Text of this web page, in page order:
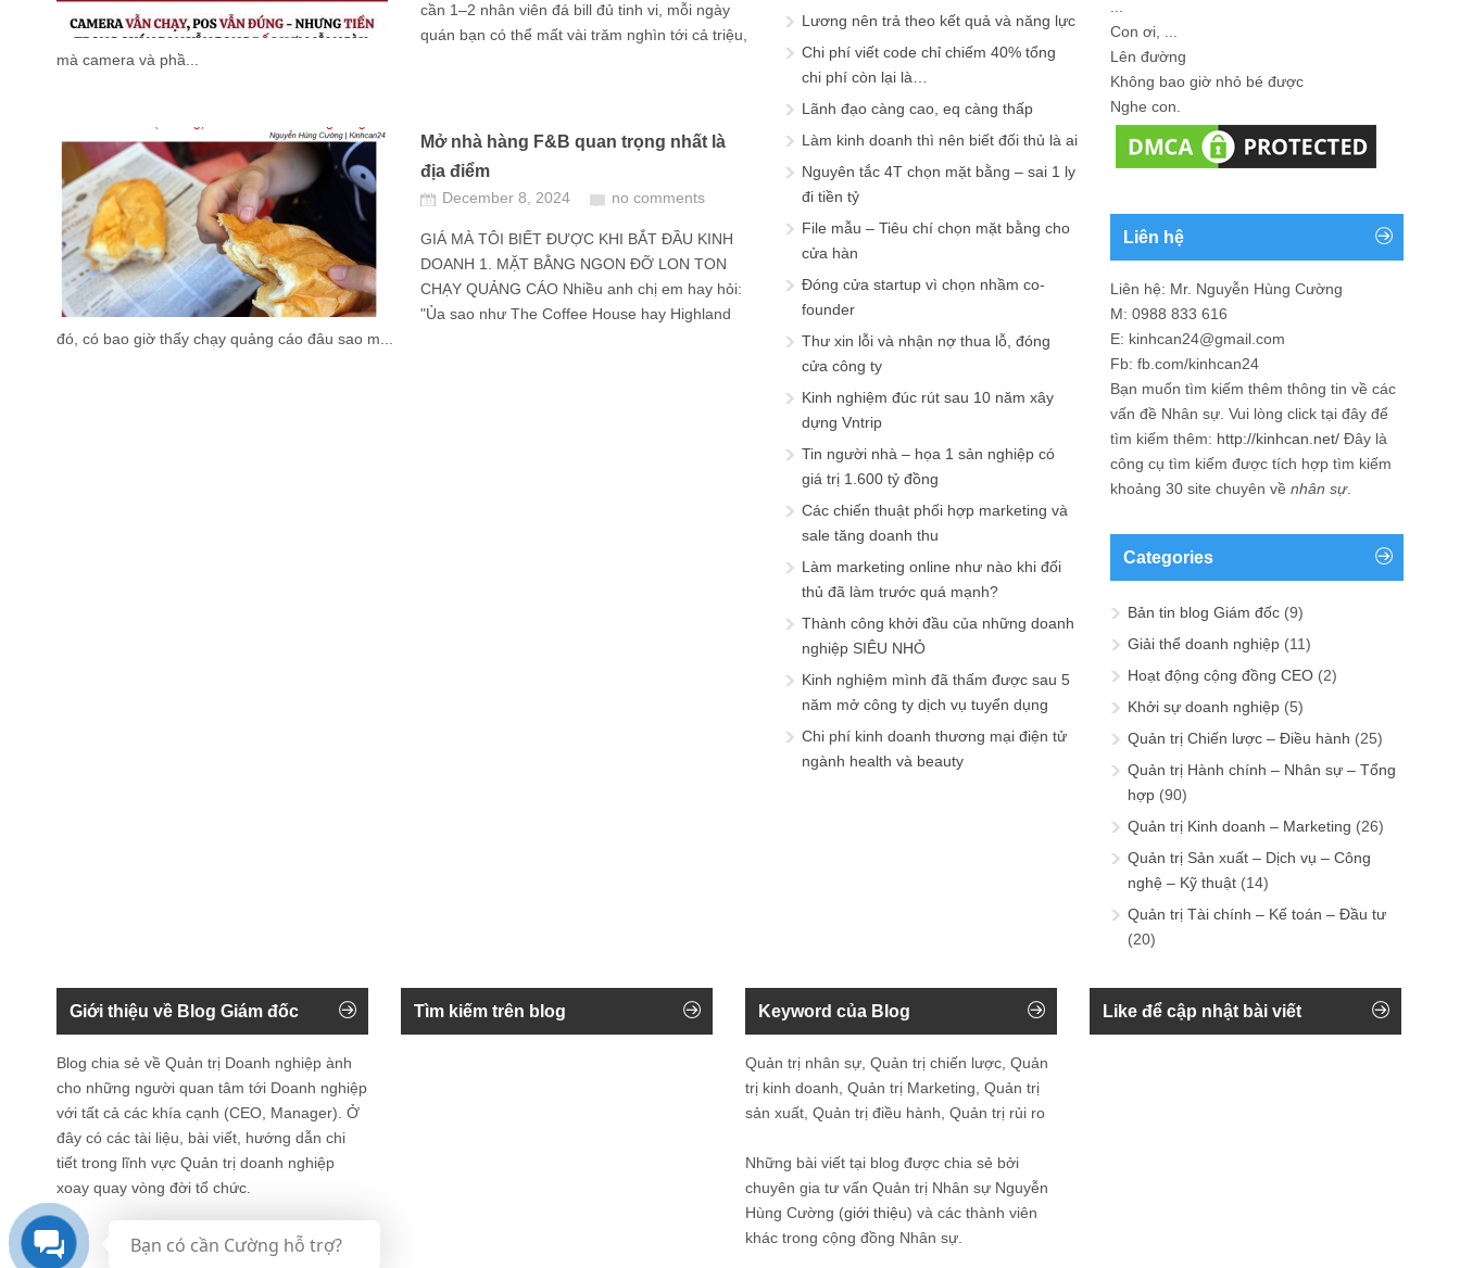
cần 1–2 nhân viên đá bill đủ tinh vi, mỗi ngày
quán bạn có thể mất vài trăm nghìn tới cả triệu,
mà camera và phầ...
Mở nhà hàng F&B quan trọng nhất là
địa điểm
December 8, 2024 no comments
GIÁ MÀ TÔI BIẾT ĐƯỢC KHI BẮT ĐẦU KINH
DOANH 1. MẶT BẰNG NGON ĐỠ LON TON
CHẠY QUẢNG CÁO Nhiều anh chị em hay hỏi:
"Ủa sao như The Coffee House hay Highland
đó, có bao giờ thấy chạy quảng cáo đâu sao m...
Lương nên trả theo kết quả và năng lực
Chi phí viết code chỉ chiếm 40% tổng
chi phí còn lại là…
Lãnh đạo càng cao, eq càng thấp
Làm kinh doanh thì nên biết đối thủ là ai
Nguyên tắc 4T chọn mặt bằng – sai 1 ly
đi tiền tỷ
File mẫu – Tiêu chí chọn mặt bằng cho
cửa hàn
Đóng cửa startup vì chọn nhầm co-
founder
Thư xin lỗi và nhận nợ thua lỗ, đóng
cửa công ty
Kinh nghiệm đúc rút sau 10 năm xây
dựng Vntrip
Tin người nhà – họa 1 sản nghiệp có
giá trị 1.600 tỷ đồng
Các chiến thuật phối hợp marketing và
sale tăng doanh thu
Làm marketing online như nào khi đối
thủ đã làm trước quá mạnh?
Thành công khởi đầu của những doanh
nghiệp SIÊU NHỎ
Kinh nghiệm mình đã thấm được sau 5
năm mở công ty dịch vụ tuyển dụng
Chi phí kinh doanh thương mại điện tử
ngành health và beauty
Con ơi, ...
Lên đường
Không bao giờ nhỏ bé được
Nghe con.
Liên hệ
Liên hệ: Mr. Nguyễn Hùng Cường
M: 0988 833 616
E: kinhcan24@gmail.com
Fb: fb.com/kinhcan24
Bạn muốn tìm kiếm thêm thông tin về các
vấn đề Nhân sự . Vui lòng click tại đây để
tìm kiếm thêm: http://kinhcan.net/ Đây là
công cụ tìm kiếm được tích hợp tìm kiếm
khoảng 30 site chuyên về nhân sự.
Categories
Bản tin blog Giám đốc (9)
Giải thể doanh nghiệp (11)
Hoạt động cộng đồng CEO (2)
Khởi sự doanh nghiệp (5)
Quản trị Chiến lược – Điều hành (25)
Quản trị Hành chính – Nhân sự – Tổng
hợp (90)
Quản trị Kinh doanh – Marketing (26)
Quản trị Sản xuất – Dịch vụ – Công
nghệ – Kỹ thuật (14)
Quản trị Tài chính – Kế toán – Đầu tư
(20)
Giới thiệu về Blog Giám đốc
Blog chia sẻ về Quản trị Doanh nghiệp ành
cho những người quan tâm tới Doanh nghiệp
với tất cả các khía cạnh (CEO, Manager). Ở
đây có các tài liệu, bài viết, hướng dẫn chi
tiết trong lĩnh vực Quản trị doanh nghiệp
xoay quay vòng đời tổ chức.
Tìm kiếm trên blog Keyword của Blog
Quản trị nhân sự, Quản trị chiến lược, Quản
trị kinh doanh, Quản trị Marketing, Quản trị
sản xuất, Quản trị điều hành, Quản trị rủi ro
Những bài viết tại blog được chia sẻ bởi
chuyên gia tư vấn Quản trị Nhân sự Nguyễn
Hùng Cường (giới thiệu) và các thành viên
khác trong cộng đồng Nhân sự.
Like để cập nhật bài viết
Bạn có cần Cường hỗ trợ?